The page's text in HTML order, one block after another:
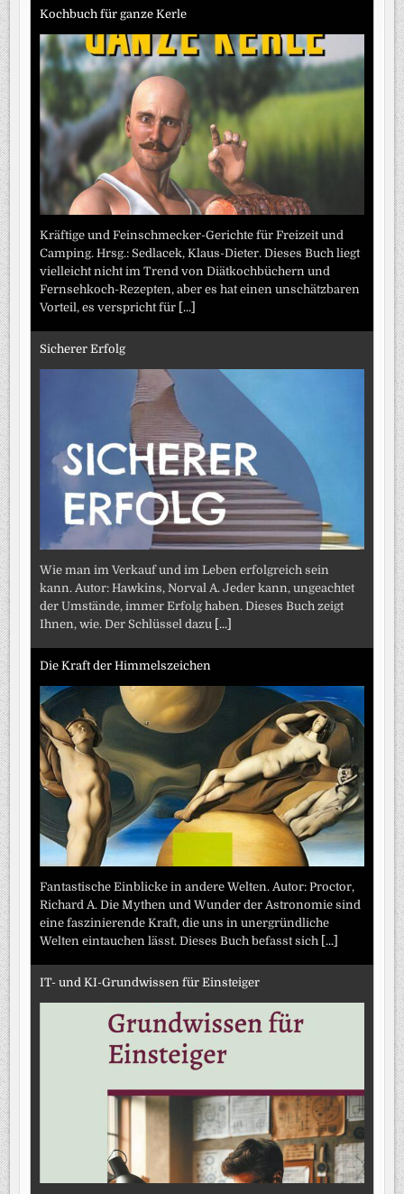
Kochbuch für ganze Kerle
Kräftige und Feinschmecker-Gerichte für Freizeit und
Camping. Hrsg.: Sedlacek, Klaus-Dieter. Dieses Buch liegt
vielleicht nicht im Trend von Diätkochbüchern und
Fernsehkoch-Rezepten, aber es hat einen unschätzbaren
Vorteil, es verspricht für [...]
Sicherer Erfolg
Wie man im Verkauf und im Leben erfolgreich sein
kann. Autor: Hawkins, Norval A. Jeder kann, ungeachtet
der Umstände, immer Erfolg haben. Dieses Buch zeigt
Ihnen, wie. Der Schlüssel dazu
[...]
Die Kraft der Himmelszeichen
Fantastische Einblicke in andere Welten. Autor: Proctor,
Richard A. Die Mythen und Wunder der Astronomie sind
eine faszinierende Kraft, die uns in unergründliche
Welten eintauchen lässt. Dieses Buch befasst sich
[...]
IT- und KI-Grundwissen für Einsteiger